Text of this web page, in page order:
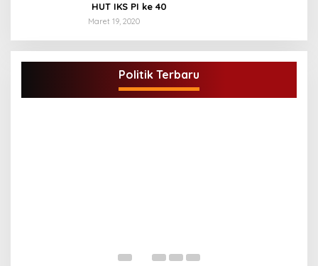
HUT IKS PI ke 40
Maret 19, 2020
Politik Terbaru
DPD Partai Golkar,Muscam Ke-X Dalam
Rangka Pemilihan Ketua PK.
Juli 5, 2021